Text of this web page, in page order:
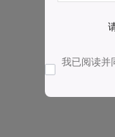
我已阅读并